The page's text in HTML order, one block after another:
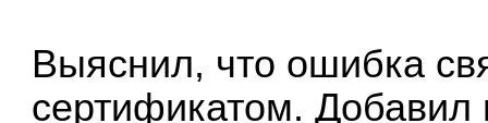
Выяснил, что ошибка
сертификатом.